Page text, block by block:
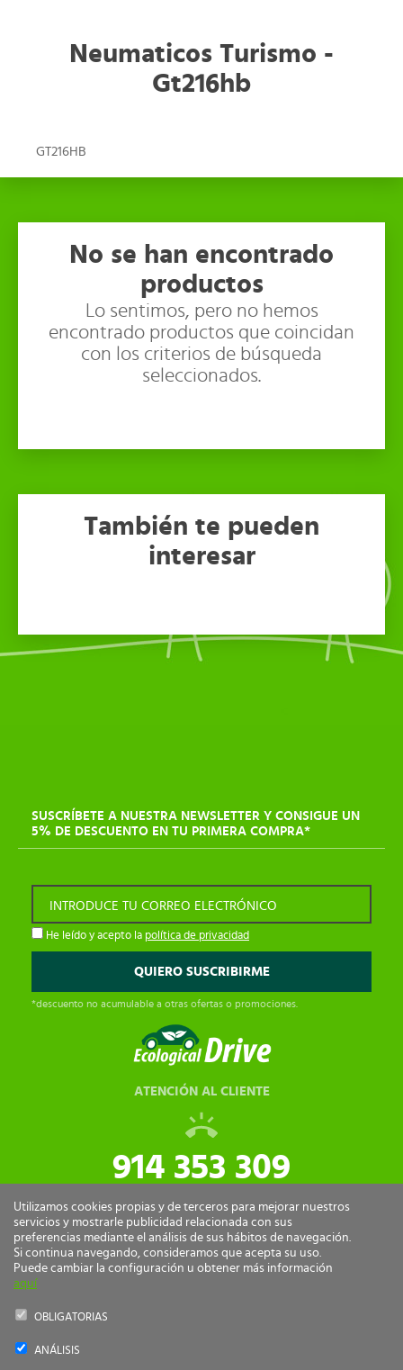
Neumaticos Turismo -
Gt216hb
GT216HB
No se han encontrado
productos
Lo sentimos, pero no hemos
encontrado productos que coincidan
con los criterios de búsqueda
seleccionados.
También te pueden
interesar
SUSCRÍBETE A NUESTRA NEWSLETTER Y CONSIGUE UN
5% DE DESCUENTO EN TU PRIMERA COMPRA*
INTRODUCE TU CORREO ELECTRÓNICO
He leído y acepto la política de privacidad
*descuento no acumulable a otras ofertas o promociones.
ATENCIÓN AL CLIENTE
914 353 309
tiendaonline@ecologicaldrive.com
Utilizamos cookies propias y de terceros para mejorar nuestros
servicios y mostrarle publicidad relacionada con sus
preferencias mediante el análisis de sus hábitos de navegación.
Si continua navegando, consideramos que acepta su uso.
Puede cambiar la configuración u obtener más información
aquí
OBLIGATORIAS
ANÁLISIS